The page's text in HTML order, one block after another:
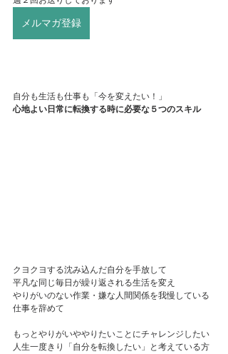
メルマガ登録
自分も生活も仕事も「今を変えたい！」
心地よい日常に転換する時に必要な５つのスキル
クヨクヨする沈み込んだ自分を手放して
平凡な同じ毎日が繰り返される生活を変え
やりがいのない作業・嫌な人間関係を我慢している
仕事を辞めて
もっとやりがいややりたいことにチャレンジしたい
人生一度きり「自分を転換したい」と考えている方